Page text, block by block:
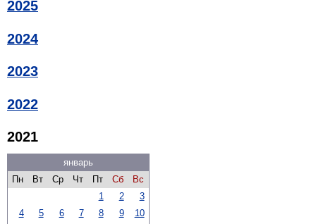
2025
2024
2023
2022
2021
январь
Пн
Вт Ср Чт Пт Сб
Вс
1
2
3
4
5 6 7 8 9
10